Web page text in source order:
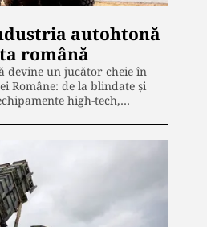
autohtonă
română
devine un jucător cheie în
Române: de la blindate și
high-tech,…